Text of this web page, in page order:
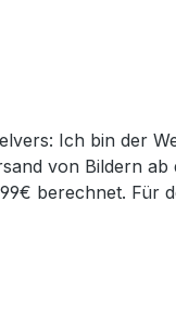
von Bildern
berechnet. Für